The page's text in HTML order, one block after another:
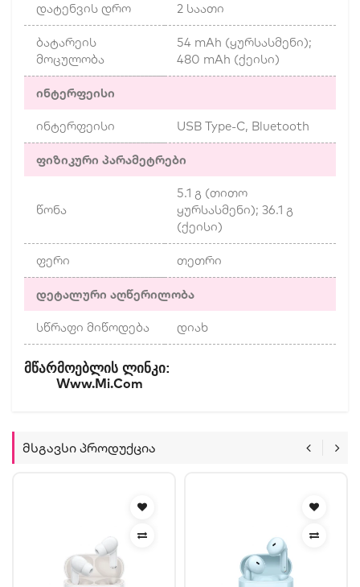
დატენვის დრო 2 საათი
ბატარეის
მოცულობა
54 mAh (ყურსასმენი);
480 mAh (ქეისი)
ინტერფეისი
ინტერფეისი USB Type-C, Bluetooth
ფიზიკური პარამეტრები
წონა
5.1 გ (თითო
ყურსასმენი); 36.1 გ
(ქეისი)
ფერი თეთრი
დეტალური აღწერილობა
სწრაფი მიწოდება დიახ
Მწარმოებლის Ლინკი:
Www.mi.com
Მსგავსი Პროდუქცია